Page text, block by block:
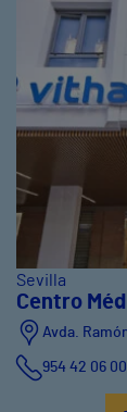
Sevilla
Centro
Avda.
954 42 06 00